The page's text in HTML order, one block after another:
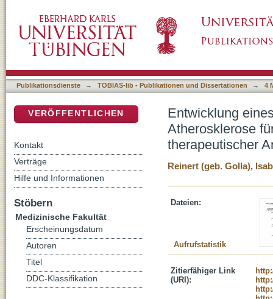
Untersuchung siRNA oder mRNA basierter
Publikationsdienste → TOBIAS-lib - Publikationen und Dissertationen → 4
Entwicklung
Atherosklerose
therapeutischer
Reinert (geb. Golla),
Dateien:
Aufrufstatistik
Zitierfähiger Link
(URI):
VERÖFFENTLICHEN
Kontakt
Verträge
Hilfe und Informationen
Stöbern
Medizinische Fakultät
Erscheinungsdatum
Autoren
Titel
DDC-Klassifikation